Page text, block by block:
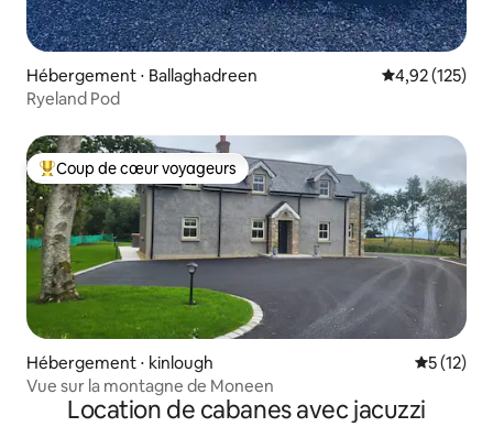
Hébergement ⋅ Ballaghadreen Évaluation
4,92 (125)
Ryeland Pod
Coups de cœur voyageurs les plus appréciés
Coup de cœur voyageurs
Hébergement ⋅ kinlough
5 (12)
Vue sur la montagne de Moneen
Location de cabanes avec jacuzzi